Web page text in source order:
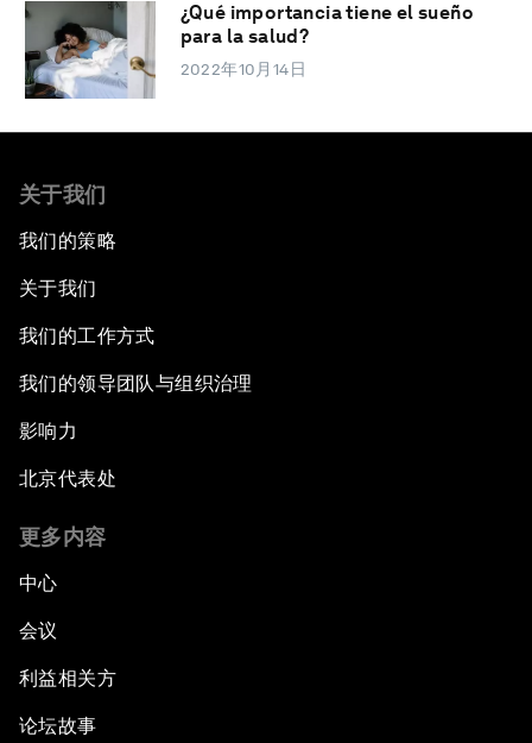
¿Qué importancia tiene el sueño
para la salud?
2022年10月14日
关于我们
我们的策略
关于我们
我们的工作方式
我们的领导团队与组织治理
影响力
北京代表处
更多内容
中心
会议
利益相关方
论坛故事